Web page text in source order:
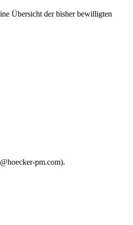
Übersicht der bisher bewilligten
pm.com).